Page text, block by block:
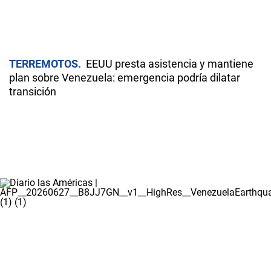
TERREMOTOS
EEUU presta asistencia y mantiene
plan sobre Venezuela: emergencia podría dilatar
transición